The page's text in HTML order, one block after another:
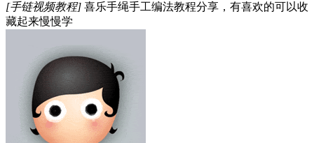
[手链视频教程] 喜乐手绳手工编法教程分享，有喜欢的可以收
藏起来慢慢学